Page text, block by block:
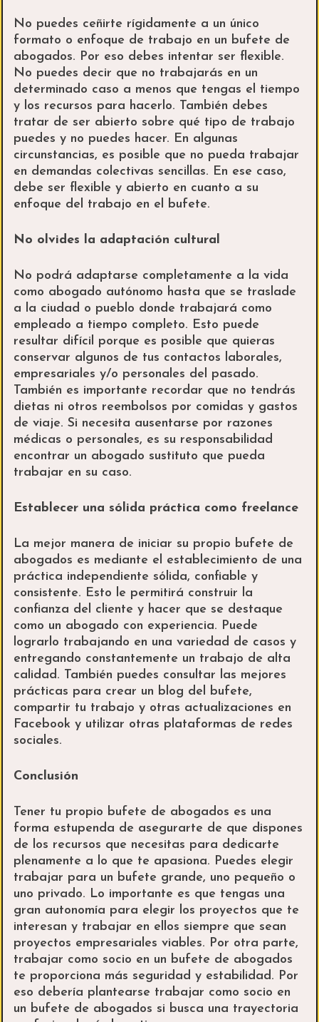
No puedes ceñirte rígidamente a un único
formato o enfoque de trabajo en un bufete de
abogados. Por eso debes intentar ser flexible.
No puedes decir que no trabajarás en un
determinado caso a menos que tengas el tiempo
y los recursos para hacerlo. También debes
tratar de ser abierto sobre qué tipo de trabajo
puedes y no puedes hacer. En algunas
circunstancias, es posible que no pueda trabajar
en demandas colectivas sencillas. En ese caso,
debe ser flexible y abierto en cuanto a su
enfoque del trabajo en el bufete.
No olvides la adaptación cultural
No podrá adaptarse completamente a la vida
como abogado autónomo hasta que se traslade
a la ciudad o pueblo donde trabajará como
empleado a tiempo completo. Esto puede
resultar difícil porque es posible que quieras
conservar algunos de tus contactos laborales,
empresariales y/o personales del pasado.
También es importante recordar que no tendrás
dietas ni otros reembolsos por comidas y gastos
de viaje. Si necesita ausentarse por razones
médicas o personales, es su responsabilidad
encontrar un abogado sustituto que pueda
trabajar en su caso.
Establecer una sólida práctica como freelance
La mejor manera de iniciar su propio bufete de
abogados es mediante el establecimiento de una
práctica independiente sólida, confiable y
consistente. Esto le permitirá construir la
confianza del cliente y hacer que se destaque
como un abogado con experiencia. Puede
lograrlo trabajando en una variedad de casos y
entregando constantemente un trabajo de alta
calidad. También puedes consultar las mejores
prácticas para crear un blog del bufete,
compartir tu trabajo y otras actualizaciones en
Facebook y utilizar otras plataformas de redes
sociales.
Conclusión
Tener tu propio bufete de abogados es una
forma estupenda de asegurarte de que dispones
de los recursos que necesitas para dedicarte
plenamente a lo que te apasiona. Puedes elegir
trabajar para un bufete grande, uno pequeño o
uno privado. Lo importante es que tengas una
gran autonomía para elegir los proyectos que te
interesan y trabajar en ellos siempre que sean
proyectos empresariales viables. Por otra parte,
trabajar como socio en un bufete de abogados
te proporciona más seguridad y estabilidad. Por
eso debería plantearse trabajar como socio en
un bufete de abogados si busca una trayectoria